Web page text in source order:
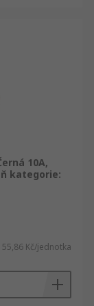
10A,
kategorie:
Kč/jednotka